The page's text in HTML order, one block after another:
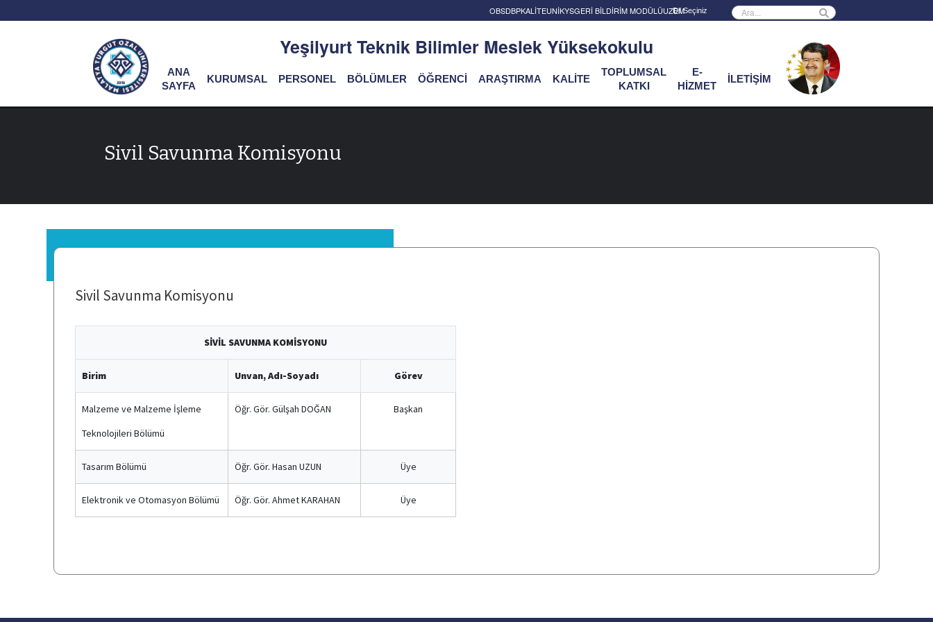
OBSDBPKALİTEUNİKYSGERİ BİLDİRİM MODÜLÜUZEM Powered by
Yeşilyurt Teknik Bilimler Meslek Yüksekokulu
ANA
SAYFA
KURUMSAL PERSONEL BÖLÜMLER ÖĞRENCİ ARAŞTIRMA KALİTE
TOPLUMSAL
KATKI
E-
HİZMET
İLETİŞİM
Sivil Savunma Komisyonu
Sivil Savunma Komisyonu
SİVİL SAVUNMA KOMİSYONU
Birim Unvan, Adı-Soyadı Görev
Malzeme ve Malzeme İşleme
Teknolojileri Bölümü
Öğr. Gör. Gülşah DOĞAN Başkan
Tasarım Bölümü Öğr. Gör. Hasan UZUN Üye
Elektronik ve Otomasyon Bölümü Öğr. Gör. Ahmet KARAHAN Üye